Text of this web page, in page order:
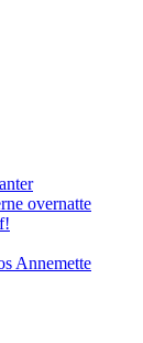
overnatte
Annemette